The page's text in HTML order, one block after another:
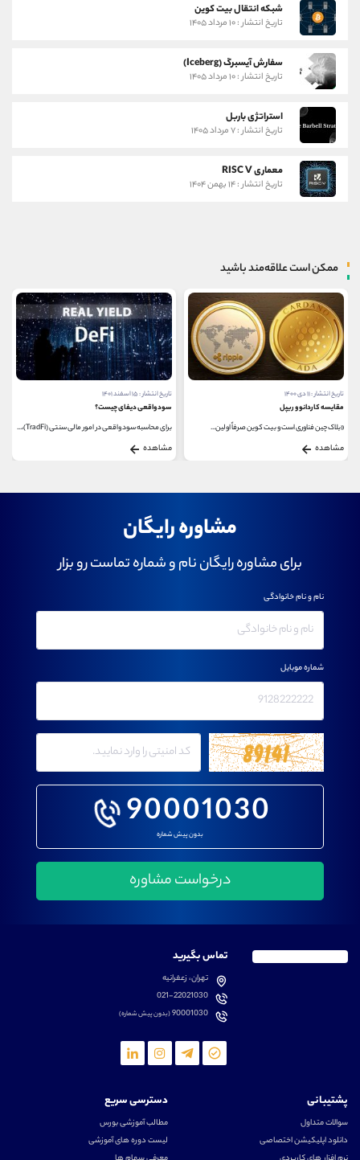
شبکه انتقال بیت کوین
تاریخ انتشار : ۱۰ مرداد ۱۴۰۵
سفارش آیسبرگ (Iceberg)
تاریخ انتشار : ۱۰ مرداد ۱۴۰۵
استراتژی باربل
تاریخ انتشار : ۷ مرداد ۱۴۰۵
معماری RISC V
تاریخ انتشار : ۱۴ بهمن ۱۴۰۴
ممکن است علاقه‌مند باشید
تاریخ انتشار : ۱۱ دی ۱۴۰۰
مقایسه کاردانو و ریپل
«بلاک چین فناوری است و بیت کوین صرفاً اولین...
مشاهده
تاریخ انتشار : ۱۵ اسفند ۱۴۰۱
سود واقعی دیفای چیست؟
برای محاسبه سود واقعی در امور مالی سنتی (TradFi)،...
مشاهده
مشاوره رایگان
برای مشاوره رایگان نام و شماره تماست رو بزار
90001030
بدون پیش شماره
نام و نام خانوادگی
شماره موبایل
تماس بگیرید
تهران، زعفرانیه
021-22021030
90001030(بدون پیش شماره)
پشتیبانی
سوالات متداول
دانلود اپلیکیشن اختصاصی
دسترسی سریع
مطالب آموزشی بورس
لیست دوره های آموزشی